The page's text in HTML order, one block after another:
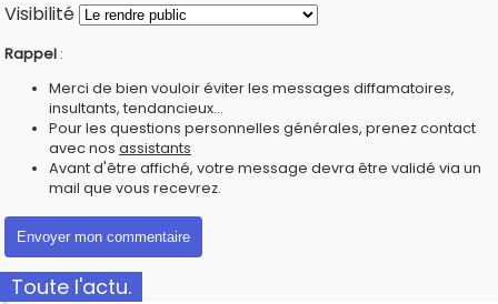
Visibilité
Rappel :
Merci de bien vouloir éviter les messages diffamatoires,
insultants, tendancieux...
Pour les questions personnelles générales, prenez contact
avec nos assistants
Avant d'être affiché, votre message devra être validé via un
mail que vous recevrez.
Toute l'actu.